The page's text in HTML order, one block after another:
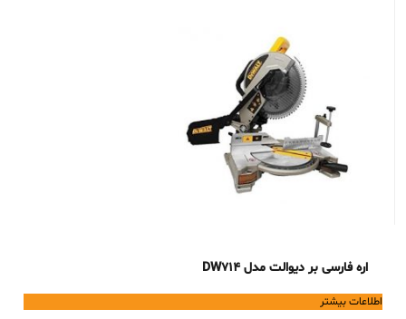
اره فارسی بر دیوالت مدل DW714
اطلاعات بیشتر